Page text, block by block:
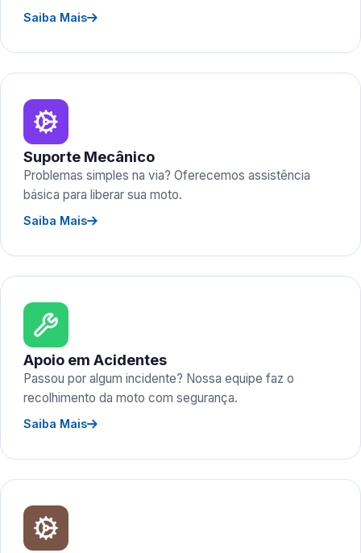
Saiba Mais
Suporte Mecânico
Problemas simples na via? Oferecemos assistência
básica para liberar sua moto.
Saiba Mais
Apoio em Acidentes
Passou por algum incidente? Nossa equipe faz o
recolhimento da moto com segurança.
Saiba Mais